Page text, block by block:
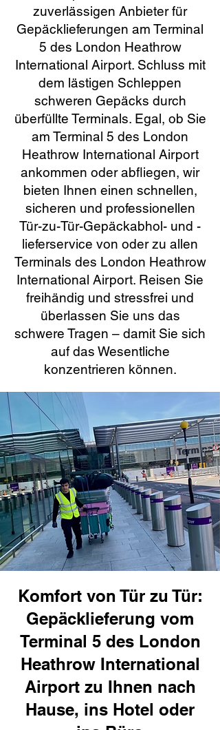
zuverlässigen Anbieter für
Gepäcklieferungen am Terminal
5 des London Heathrow
International Airport. Schluss mit
dem lästigen Schleppen
schweren Gepäcks durch
überfüllte Terminals. Egal, ob Sie
am Terminal 5 des London
Heathrow International Airport
ankommen oder abfliegen, wir
bieten Ihnen einen schnellen,
sicheren und professionellen
Tür-zu-Tür-Gepäckabhol- und -
lieferservice von oder zu allen
Terminals des London Heathrow
International Airport. Reisen Sie
freihändig und stressfrei und
überlassen Sie uns das
schwere Tragen – damit Sie sich
auf das Wesentliche
konzentrieren können.
Komfort von Tür zu Tür:
Gepäcklieferung vom
Terminal 5 des London
Heathrow International
Airport zu Ihnen nach
Hause, ins Hotel oder